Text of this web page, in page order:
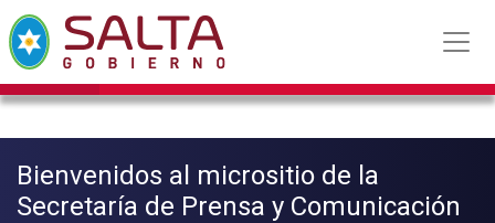
Bienvenidos al micrositio de la
Secretaría de Prensa y Comunicación